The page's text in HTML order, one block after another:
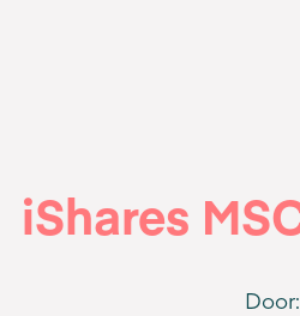
iShares
Door: